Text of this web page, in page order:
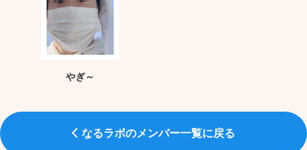
やぎ～
なるラボのメンバー一覧に戻る